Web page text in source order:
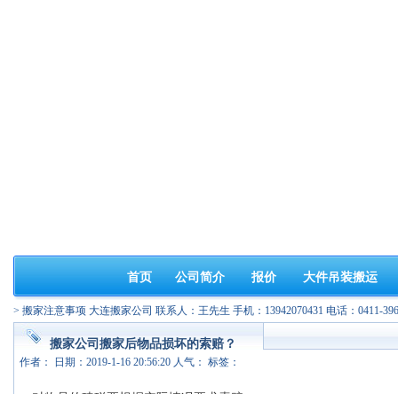
首页 公司简介 报价 大件吊装搬运
> 搬家注意事项 大连搬家公司 联系人：王先生 手机：13942070431 电话：0411-
搬家公司搬家后物品损坏的索赔？
作者： 日期：2019-1-16 20:56:20 人气： 标签：